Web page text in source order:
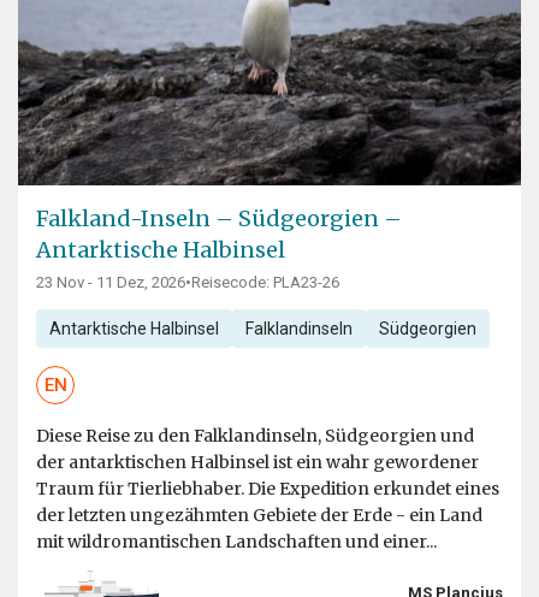
Falkland-Inseln – Südgeorgien –
Antarktische Halbinsel
23 Nov - 11 Dez, 2026•Reisecode: PLA23-26
Antarktische Halbinsel Falklandinseln Südgeorgien
EN
Diese Reise zu den Falklandinseln, Südgeorgien und
der antarktischen Halbinsel ist ein wahr gewordener
Traum für Tierliebhaber. Die Expedition erkundet eines
der letzten ungezähmten Gebiete der Erde - ein Land
mit wildromantischen Landschaften und einer...
MS Plancius